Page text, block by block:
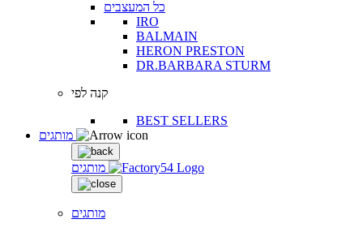
כל המעצבים
IRO
BALMAIN
HERON PRESTON
DR.BARBARA STURM
קנה לפי
BEST SELLERS
מותגים
מותגים